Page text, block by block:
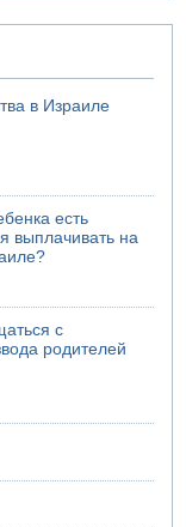
почти все
в Израиле
есть
выплачивать на
с
родителей